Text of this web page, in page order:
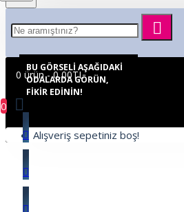
0 ürün - 0,00TL
0
Alışveriş sepetiniz boş!
BU GÖRSELI AŞAĞIDAKI
ODALARDA GÖRÜN,
FIKIR EDININ!